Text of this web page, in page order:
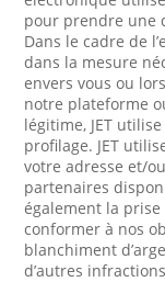
pour prendre une
Dans le cadre de
dans la mesure
envers vous ou
notre plateforme
légitime, JET
profilage. JET
votre adresse et/
partenaires
également la
conformer à nos
blanchiment
d’autres